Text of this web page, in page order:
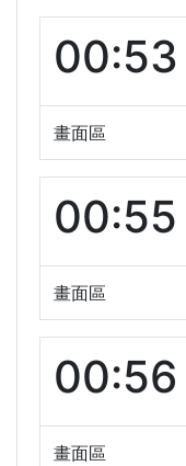
畫面區
畫面區
畫面區